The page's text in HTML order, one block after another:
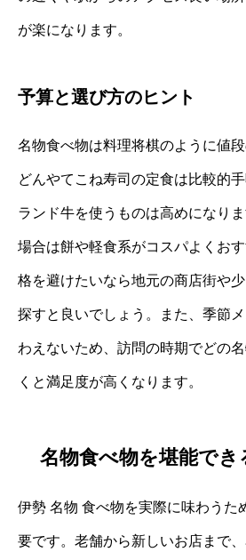
が楽になります。
予算と選び方のヒント
名物食べ物は料理将棋のように値
どんやてこね寿司の定食は比較的
ランド牛を使うものは高めになり
場合は餅や軽食系がコスパよくお
格を避けたいなら地元の商店街や
探すと良いでしょう。また、季節
わえないため、訪問の時期でどの
くと満足度が高くなります。
名物食べ物を堪能でき
伊勢 名物 食べ物を実際に味わうた
要です。老舗から新しいお店まで